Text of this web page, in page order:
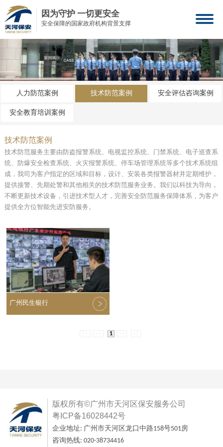
因为守护 一切更安全
安全保障的国家政府机构背景支撑
人力防范案例 技术防范案例 安全评估咨询案例
安全教育培训案例
技术防范案例
技术防范服务主要由防盗报警系统、电视监控系统、门禁系统、电子巡查系
统、防爆安全检查系统、火灾报警系统、停车场管理系统等多个技术系统组
成，我司为客户指定的区域和目标，设计、安装各类报警器材并定期维护，
提供接警、先期处警和其他相关的技术防范服务业务。我们以科技为导向，
不断更新技术设备，引进技术型人才，完善安全防范服务保障体系，为客户
提供全方位智能先进安防服务。
广州民生银行
1
版权所有©广州市天河区保安服务公司
粤ICP备16028442号
企业地址: 广州市天河区龙口中路158号501房
咨询热线: 020-38734416